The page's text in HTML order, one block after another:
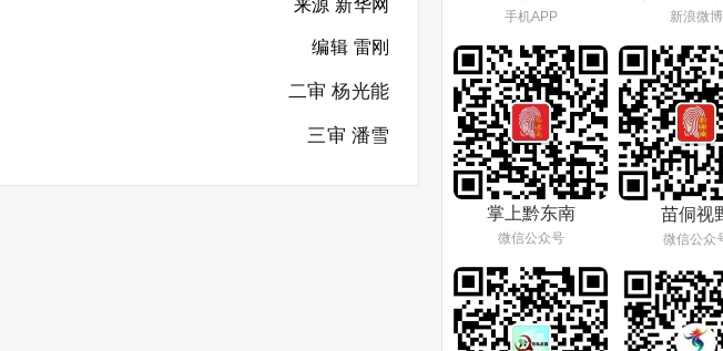
编辑 雷刚
二审 杨光能
三审 潘雪
手机APP 新浪微博
掌上黔东南
微信公众号
苗侗视
微信公众